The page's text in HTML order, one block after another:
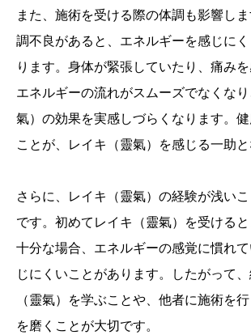
また、施術を受ける際の体調も影響し
調不良があると、エネルギーを感じに
ります。身体が緊張していたり、痛みを
エネルギーの流れがスムーズでなくな
氣）の効果を実感しづらくなります。
ことが、レイキ（靈氣）を感じる一助と
さらに、レイキ（靈氣）の経験が浅い
です。初めてレイキ（靈氣）を受ける
十分な場合、エネルギーの感覚に慣れ
じにくいことがあります。したがって
（靈氣）を学ぶことや、他者に施術を
を磨くことが大切です。